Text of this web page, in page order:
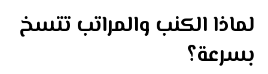
لماذا الكنب والمراتب تتسخ
بسرعة؟